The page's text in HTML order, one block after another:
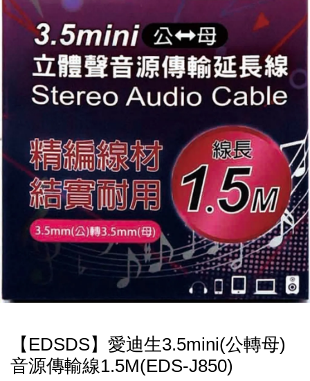
【EDSDS】愛迪生3.5mini(公轉母)
音源傳輸線1.5M(EDS-J850)